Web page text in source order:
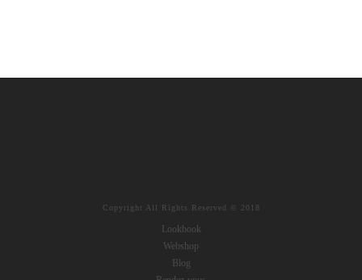
Copyright All Rights Reserved © 2018
Lookbook
Webshop
Blog